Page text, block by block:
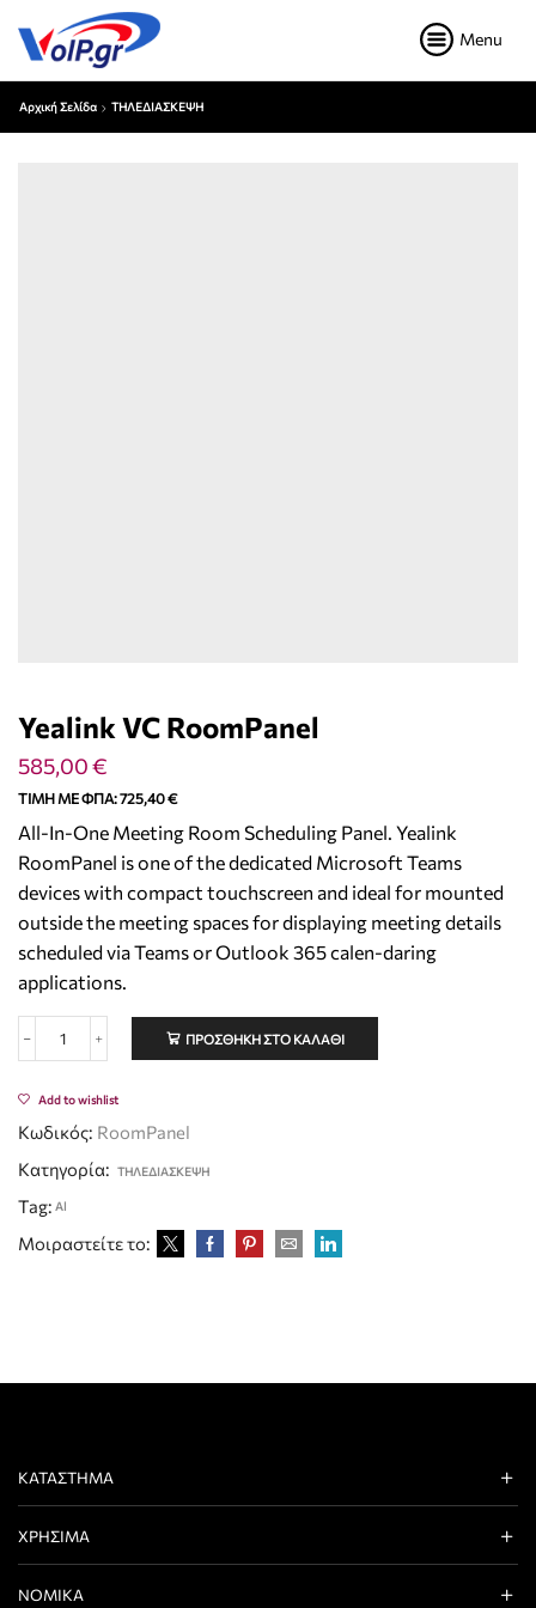
Menu
Αρχική Σελίδα ΤΗΛΕΔΙΑΣΚΕΨΗ
Yealink VC RoomPanel
585,00€
ΤΙΜΉ ΜΕ ΦΠΑ:725,40€
All-In-One Meeting Room Scheduling Panel. Yealink
RoomPanel is one of the dedicated Microsoft Teams
devices with compact touchscreen and ideal for mounted
outside the meeting spaces for displaying meeting details
scheduled via Teams or Outlook 365 calen-daring
applications.
ΠΡΟΣΘΉΚΗ ΣΤΟ ΚΑΛΆΘΙ
Add to wishlist
Κωδικός: RoomPanel
Κατηγορία: ΤΗΛΕΔΙΑΣΚΕΨΗ
Tag: Al
Μοιραστείτε το:
ΚΑΤΆΣΤΗΜΑ
ΧΡΉΣΙΜΑ
ΝΟΜΙΚΆ